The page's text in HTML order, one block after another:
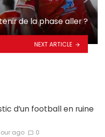
de la phase aller ?
NEXT ARTICLE
d’un football en ruine
ago 0